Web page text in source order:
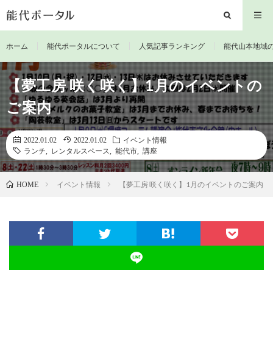
ホーム 能代ポータルについて 人気記事ランキング 能代山本地域
【夢工房 咲く咲く】1月のイベントの
ご案内
2022.01.02 2022.01.02
イベント情報
ランチ
レンタルスペース 能代市 講座
HOME イベント情報 【夢工房 咲く咲く】1月のイベントのご案内